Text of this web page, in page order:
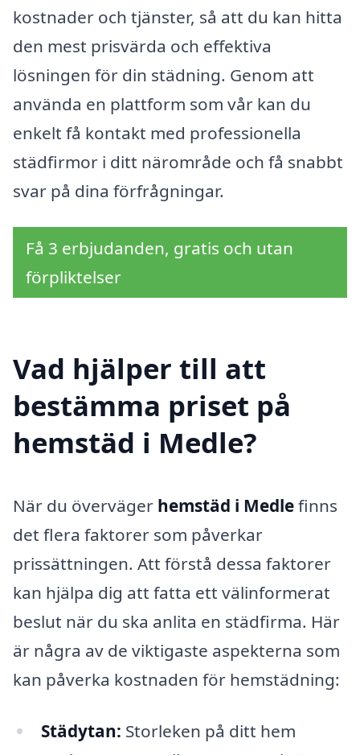
kostnader och tjänster, så att du kan hitta
den mest prisvärda och effektiva
lösningen för din städning. Genom att
använda en plattform som vår kan du
enkelt få kontakt med professionella
städfirmor i ditt närområde och få snabbt
svar på dina förfrågningar.
Få 3 erbjudanden, gratis och utan
förpliktelser
Vad hjälper till att
bestämma priset på
hemstäd i Medle?
När du överväger hemstäd i Medlefinns
det flera faktorer som påverkar
prissättningen. Att förstå dessa faktorer
kan hjälpa dig att fatta ett välinformerat
beslut när du ska anlita en städfirma. Här
är några av de viktigaste aspekterna som
kan påverka kostnaden för hemstädning:
Städytan: Storleken på ditt hem